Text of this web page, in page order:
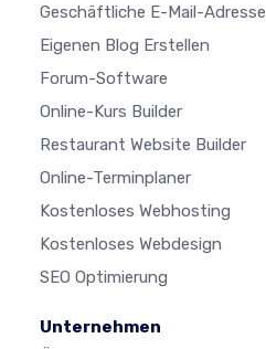
Geschäftliche E-Mail-Adresse
Eigenen Blog Erstellen
Forum-Software
Online-Kurs Builder
Restaurant Website Builder
Online-Terminplaner
Kostenloses Webhosting
Kostenloses Webdesign
SEO Optimierung
Unternehmen